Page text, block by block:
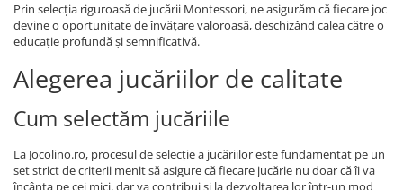
Prin selecția riguroasă de jucării Montessori, ne asigurăm că fiecare joc
devine o oportunitate de învățare valoroasă, deschizând calea către o
educație profundă și semnificativă.
Alegerea jucăriilor de calitate
Cum selectăm jucăriile
La Jocolino.ro, procesul de selecție a jucăriilor este fundamentat pe un
set strict de criterii menit să asigure că fiecare jucărie nu doar că îi va
încânta pe cei mici, dar va contribui și la dezvoltarea lor într-un mod